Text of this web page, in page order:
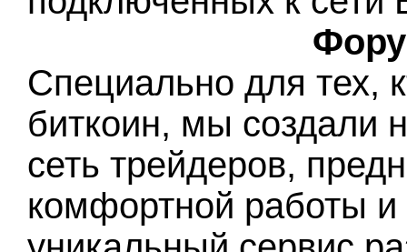
Специально для тех,
биткоин, мы создали
сеть трейдеров,
комфортной работы